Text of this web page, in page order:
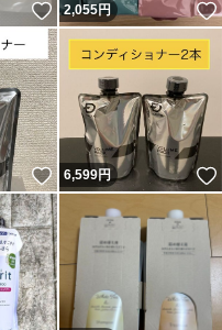
いいね！
2,055円
いいね！
6,599円